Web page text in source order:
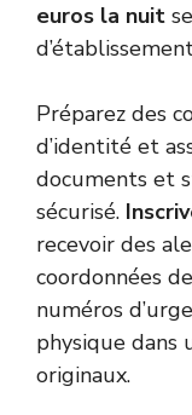
euros la nuit
Préparez des
d’identité et
documents et
sécurisé.
recevoir des
coordonnées
numéros
physique dans
originaux.